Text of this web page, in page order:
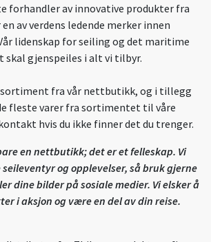
forhandler av innovative produkter fra
av verdens ledende merker innen
lidenskap for seiling og det maritime
skal gjenspeiles i alt vi tilbyr.
fra vår nettbutikk, og i tillegg
fleste varer fra sortimentet til våre
hvis du ikke finner det du trenger.
en nettbutikk; det er et felleskap. Vi
og opplevelser, så bruk gjerne
dine bilder på sosiale medier. Vi elsker å
i aksjon og være en del av din reise.